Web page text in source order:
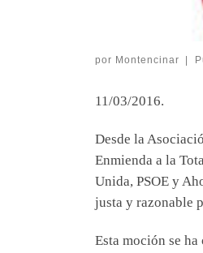
por Montencinar |
11/03/2016.
Desde la
Enmienda a la
Unida, PSOE y
justa y razonable
Esta moción se